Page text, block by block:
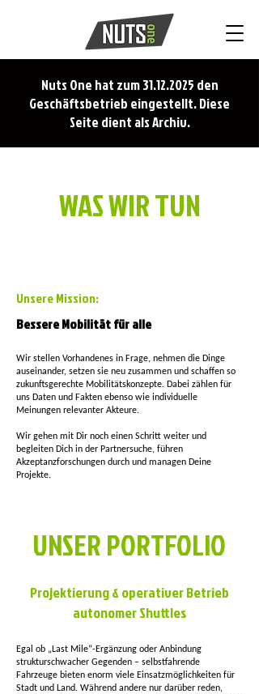
Nuts One hat zum31.12.2025 den
Geschäftsbetrieb eingestellt. Diese
Seite dient als Archiv.
WAS WIR TUN
Unsere Mission:
Bessere Mobilität für alle
Wir stellen Vorhandenes in Frage, nehmen die Dinge
auseinander, setzen sie neu zusammen und schaffen so
zukunftsgerechte Mobilitätskonzepte. Dabei zählen für
uns Daten und Fakten ebenso wie individuelle
Meinungen relevanter Akteure.
Wir gehen mit Dir noch einen Schritt weiter und
begleiten Dich in der Partnersuche, führen
Akzeptanzforschungen durch und managen Deine
Projekte.
UNSER PORTFOLIO
Projektierung & operativer Betrieb
autonomer Shuttles
​Egal ob „Last Mile“-Ergänzung oder Anbindung
strukturschwacher Gegenden – selbstfahrende
Fahrzeuge bieten enorm viele Einsatzmöglichkeiten für
Stadt und Land. Während andere nur darüber reden,